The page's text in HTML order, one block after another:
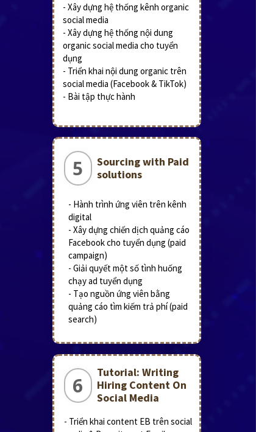
Sourcing with Paid
solutions
- Hành trình ứng viên trên kênh
digital
- Xây dựng chiến dịch quảng cáo
Facebook cho tuyển dụng (paid
campaign)
- Giải quyết một số tình huống
chạy ad tuyển dụng
- Tạo nguồn ứng viên bằng
quảng cáo tìm kiếm trả phí (paid
search)
5
Tutorial: Writing
Hiring Content On
Social Media
- Triển khai content EB trên social
6
- Xây dựng hệ thống kênh organic
social media
- Xây dựng hệ thống nội dung
organic social media cho tuyển
dụng
- Triển khai nội dung organic trên
social media (Facebook & TikTok)
- Bài tập thực hành